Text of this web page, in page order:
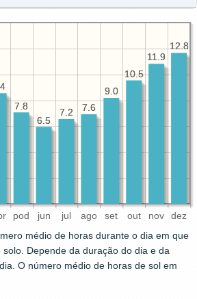
pod jun jul ago set out nov dez
12.8
11.9
10.5
9.0
7.6
7.2
6.5
7.8
12.8
11.9
10.5
9.0
7.6
7.2
6.5
7.8
médio de horas durante o dia em que
Depende da duração do dia e da
O número médio de horas de sol em